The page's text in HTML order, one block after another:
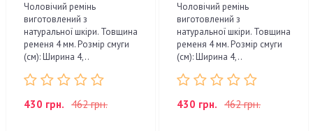
Чоловічий ремінь
виготовлений з
натуральної шкіри. Товщина
ременя 4 мм. Розмір смуги
(см): Ширина 4,..
430 грн. 462 грн.
Чоловічий ремінь
виготовлений з
натуральної шкіри. Товщина
ременя 4 мм. Розмір смуги
(см): Ширина 4,..
430 грн. 462 грн.